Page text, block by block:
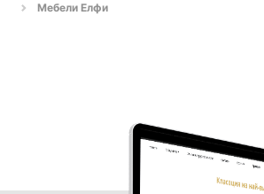
Мебели Елфи